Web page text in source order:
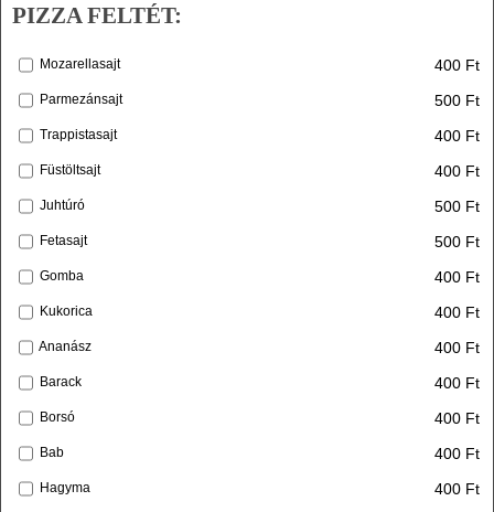
PIZZA FELTÉT:
Mozarellasajt 400 Ft
Parmezánsajt 500 Ft
Trappistasajt 400 Ft
Füstöltsajt 400 Ft
Juhtúró 500 Ft
Fetasajt 500 Ft
Gomba 400 Ft
Kukorica 400 Ft
Ananász 400 Ft
Barack 400 Ft
Borsó 400 Ft
Bab 400 Ft
Hagyma 400 Ft